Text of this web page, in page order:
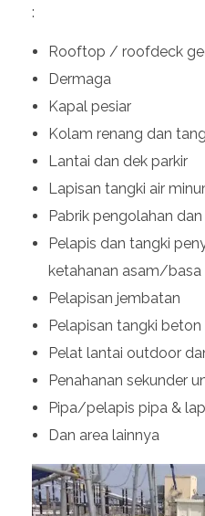
:
Rooftop / roofdeck
Dermaga
Kapal pesiar
Kolam renang dan
Lantai dan dek parkir
Lapisan tangki air
Pabrik pengolahan
Pelapis dan tangki
ketahanan asam/basa
Pelapisan jembatan
Pelapisan tangki beton
Pelat lantai outdoor
Penahanan sekunder
Pipa/pelapis pipa &
Dan area lainnya